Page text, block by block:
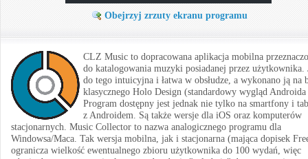
Obejrzyj zrzuty ekranu programu
CLZ Music to dopracowana aplikacja mobilna
do katalogowania muzyki posiadanej przez użytkownika.
do tego intuicyjna i łatwa w obsłudze, a wykonano ją na
klasycznego Holo Design (standardowy wygląd
Program dostępny jest jednak nie tylko na smartfony i
z Androidem. Są także wersje dla iOS oraz komputerów
stacjonarnych. Music Collector to nazwa analogicznego programu dla
Windowsa/Maca. Tak wersja mobilna, jak i stacjonarna (mająca dopisek
ogranicza wielkość ewentualnego zbioru użytkownika do 100 wydań, więc